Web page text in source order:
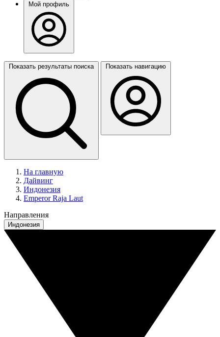
Мой профиль
Показать результаты поиска Показать навигацию
На главную
Дайвинг
Индонезия
Emperor Raja Laut
Направления
Индонезия